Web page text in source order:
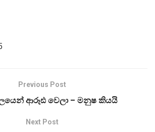
Previous Post
ආරූඪ වෙලා – මනුෂ කියයි
Next Post